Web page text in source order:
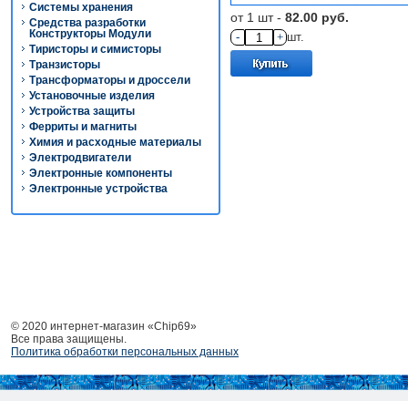
Системы хранения
Средства разработки
Конструкторы Модули
Тиристоры и симисторы
Транзисторы
Трансформаторы и дроссели
Установочные изделия
Устройства защиты
Ферриты и магниты
Химия и расходные материалы
Электродвигатели
Электронные компоненты
Электронные устройства
от 1 шт - 82.00 руб.
- + шт.
© 2020 интернет-магазин «Chip69»
Все права защищены.
Политика обработки персональных данных